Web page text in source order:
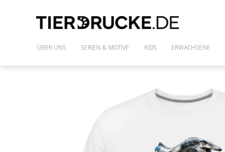
ÜBER UNS SERIEN & MOTIVE
IM WILDEN WALD
KIDS ERWACHSENE
SHIRTS